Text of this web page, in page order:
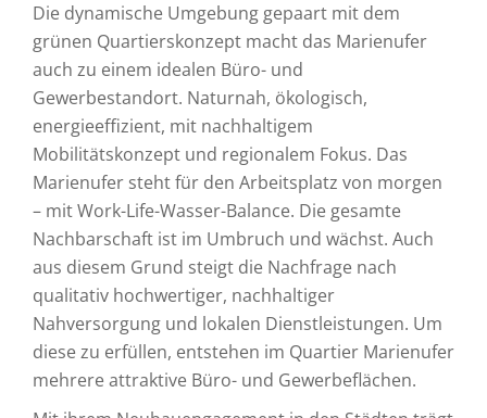
Die dynamische Umgebung gepaart mit dem
grünen Quartierskonzept macht das Marienufer
auch zu einem idealen Büro- und
Gewerbestandort. Naturnah, ökologisch,
energieeffizient, mit nachhaltigem
Mobilitätskonzept und regionalem Fokus. Das
Marienufer steht für den Arbeitsplatz von morgen
– mit Work-Life-Wasser-Balance. Die gesamte
Nachbarschaft ist im Umbruch und wächst. Auch
aus diesem Grund steigt die Nachfrage nach
qualitativ hochwertiger, nachhaltiger
Nahversorgung und lokalen Dienstleistungen. Um
diese zu erfüllen, entstehen im Quartier Marienufer
mehrere attraktive Büro- und Gewerbeflächen.